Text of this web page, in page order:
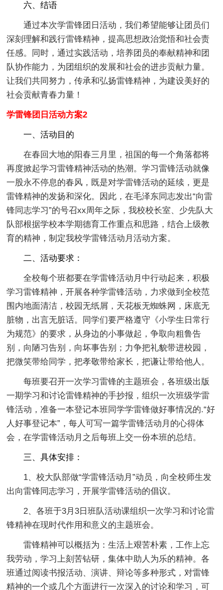
六、结语
通过本次学雷锋团日活动，我们希望能够让团员们
深刻理解和践行雷锋精神，提高思想政治觉悟和社会责
任感。同时，通过实践活动，培养团员的奉献精神和团
队协作能力，为团组织的发展和社会的进步贡献力量。
让我们共同努力，传承和弘扬雷锋精神，为建设美好的
社会贡献青春力量！
学雷锋团日活动方案2
一、活动目的
在春回大地的阳春三月里，祖国的每一个角落都将
再度掀起学习雷锋精神活动的热潮。学习雷锋活动就像
一股永不停息的春风，既是对学雷锋活动的延续，更是
雷锋精神的发扬和深化。因此，在毛泽东同志发出“向雷
锋同志学习”的号召xx周年之际，我校校长室、少先队大
队部根据学校本学期德育工作重点和思路，结合上级教
育的精神，制定我校学雷锋活动月活动方案。
二、活动要求：
全校每个班都要在学雷锋活动月中行动起来，积极
学习雷锋精神，开展各种学雷锋活动，力求做到全校范
围内地面清洁，校园无纸屑，天花板无蜘蛛网，床底无
脏物，出言无脏话。同学们要严格遵守《小学生日常行
为规范》的要求，从身边的小事做起，争取向粗鲁告
别，向陋习告别，向坏事告别；力争把礼貌带进校园，
把微笑带给同学，把孝敬带给家长，把谦让带给他人。
每班要召开一次学习雷锋的主题班会，各班级出版
一期学习和讨论雷锋精神的手抄报，组织一次班级学雷
锋活动，准备一本登记本班同学学雷锋做好事情况的.“好
人好事登记本”，每人可写一篇学雷锋活动月的心得体
会，在学雷锋活动月之后每班上交一份本班的总结。
三、具体安排：
1、校大队部做“学雷锋活动月”动员，向全校师生发
出向雷锋同志学习，开展学雷锋活动的倡议。
2、各班于3月3日班队活动课组织一次学习和讨论雷
锋精神在现时代作用和意义的主题班会。
雷锋精神可以概括为：生活上艰苦朴素，工作上忘
我劳动，学习上刻苦钻研，集体中助人为乐的精神。各
班通过阅读书报活动、演讲、辩论等多种形式，对雷锋
精神的一个或几个方面进行一次深入的讨论和学习，可